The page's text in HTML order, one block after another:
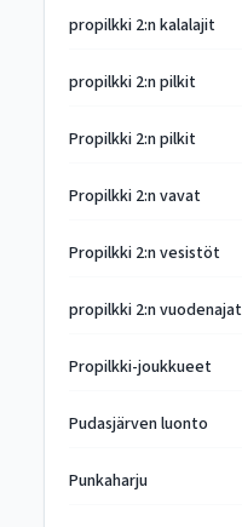
propilkki 2:n kalalajit
propilkki 2:n pilkit
Propilkki 2:n pilkit
Propilkki 2:n vavat
Propilkki 2:n vesistöt
propilkki 2:n vuodenajat
Propilkki-joukkueet
Pudasjärven luonto
Punkaharju